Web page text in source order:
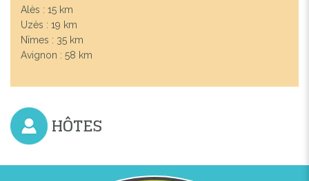
Alès : 15 km
Uzès : 19 km
Nïmes : 35 km
Avignon : 58 km
HÔTES